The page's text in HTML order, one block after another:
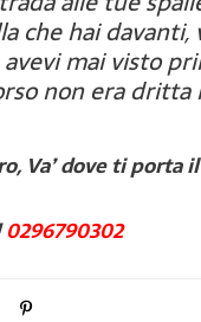
che hai davanti,
mai visto
non era dritta
Va’ dove ti porta
0296790302